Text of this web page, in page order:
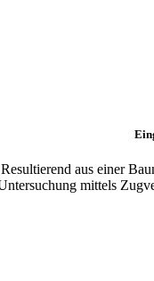
Resultierend aus einer
mittels